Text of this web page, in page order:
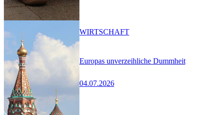
Europas unverzeihliche Dummheit
04.07.2026
WIRTSCHAFT